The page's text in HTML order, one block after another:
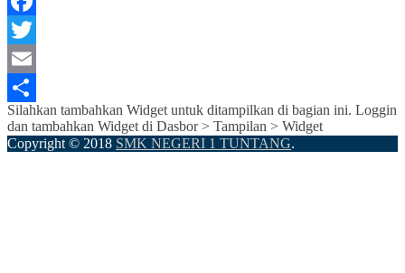
Facebook
Twitter
Email
Share
Silahkan tambahkan Widget untuk ditampilkan di bagian ini. Loggin
dan tambahkan Widget di Dasbor > Tampilan > Widget
Copyright © 2018 SMK NEGERI 1 TUNTANG.